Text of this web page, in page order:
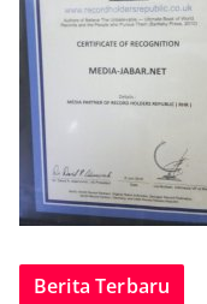
Berita Terbaru